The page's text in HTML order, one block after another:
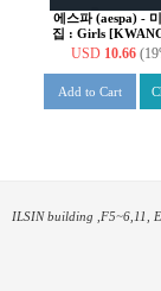
에스파 (aespa) -
집 : Girls
USD 10.66
Add to Cart
ILSIN building ,F5~6,11,